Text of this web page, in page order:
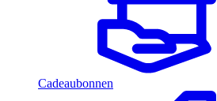
Cadeaubonnen